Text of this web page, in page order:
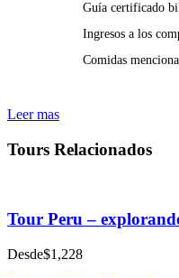
Guía certificado
Ingresos a los
Comidas
Leer mas
Tours Relacionados
Tour Peru –
Desde$1,228